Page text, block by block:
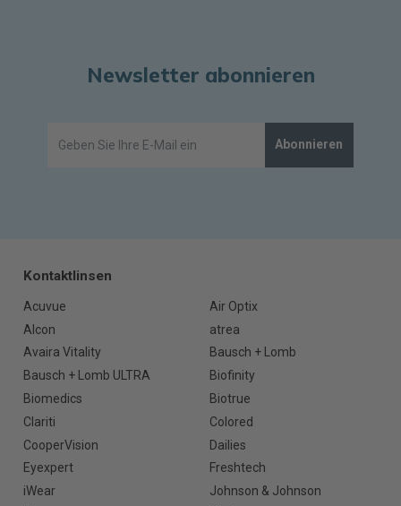
Newsletter abonnieren
Abonnieren
Kontaktlinsen
Acuvue
Air Optix
Alcon
atrea
Avaira Vitality
Bausch + Lomb
Bausch + Lomb ULTRA
Biofinity
Biomedics
Biotrue
Clariti
Colored
CooperVision
Dailies
Eyexpert
Freshtech
iWear
Johnson & Johnson